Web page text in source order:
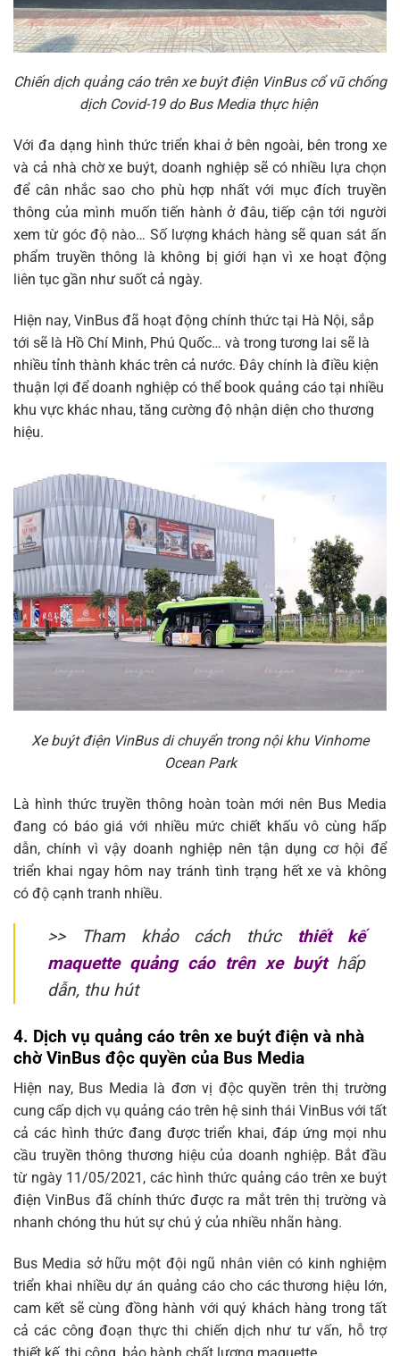
Chiến dịch quảng cáo trên xe buýt điện VinBus cổ vũ chống
dịch Covid-19 do Bus Media thực hiện
Với đa dạng hình thức triển khai ở bên ngoài, bên trong xe
và cả nhà chờ xe buýt, doanh nghiệp sẽ có nhiều lựa chọn
để cân nhắc sao cho phù hợp nhất với mục đích truyền
thông của mình muốn tiến hành ở đâu, tiếp cận tới người
xem từ góc độ nào… Số lượng khách hàng sẽ quan sát ấn
phẩm truyền thông là không bị giới hạn vì xe hoạt động
liên tục gần như suốt cả ngày.
Hiện nay, VinBus đã hoạt động chính thức tại Hà Nội, sắp
tới sẽ là Hồ Chí Minh, Phú Quốc… và trong tương lai sẽ là
nhiều tỉnh thành khác trên cả nước. Đây chính là điều kiện
thuận lợi để doanh nghiệp có thể book quảng cáo tại nhiều
khu vực khác nhau, tăng cường độ nhận diện cho thương
hiệu.
Xe buýt điện VinBus di chuyển trong nội khu Vinhome
Ocean Park
Là hình thức truyền thông hoàn toàn mới nên Bus Media
đang có báo giá với nhiều mức chiết khấu vô cùng hấp
dẫn, chính vì vậy doanh nghiệp nên tận dụng cơ hội để
triển khai ngay hôm nay tránh tình trạng hết xe và không
có độ cạnh tranh nhiều.
>> Tham khảo cách thức thiết kế
maquette quảng cáo trên xe buýthấp
dẫn, thu hút
4. Dịch vụ quảng cáo trên xe buýt điện và nhà
chờ VinBus độc quyền của Bus Media
Hiện nay, Bus Media là đơn vị độc quyền trên thị trường
cung cấp dịch vụ quảng cáo trên hệ sinh thái VinBus với tất
cả các hình thức đang được triển khai, đáp ứng mọi nhu
cầu truyền thông thương hiệu của doanh nghiệp. Bắt đầu
từ ngày 11/05/2021, các hình thức quảng cáo trên xe buýt
điện VinBus đã chính thức được ra mắt trên thị trường và
nhanh chóng thu hút sự chú ý của nhiều nhãn hàng.
Bus Media sở hữu một đội ngũ nhân viên có kinh nghiệm
triển khai nhiều dự án quảng cáo cho các thương hiệu lớn,
cam kết sẽ cùng đồng hành với quý khách hàng trong tất
cả các công đoạn thực thi chiến dịch như tư vấn, hỗ trợ